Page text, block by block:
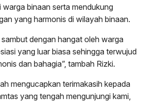
binaan serta mendukung
yang harmonis di wilayah binaan.
sambut dengan hangat oleh warga
yang luar biasa sehingga terwujud
dan bahagia”, tambah Rizki.
mengucapkan terimakasih kepada
yang tengah mengunjungi kami,